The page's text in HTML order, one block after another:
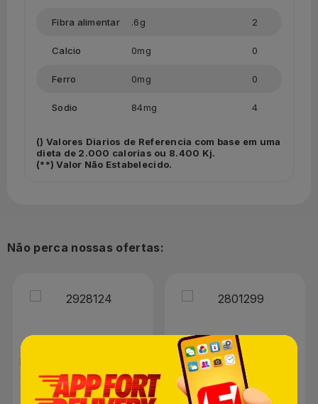
Fibra alimentar .6g 2
Calcio 0mg 0
Ferro 0mg 0
Sodio 84mg 4
() Valores Diarios de Referencia com base em uma
dieta de 2.000 calorias ou 8.400 Kj.
(**) Valor Não Estabelecido.
Não perca nossas ofertas:
Caseira com Ovos
Talharim 500g
Amaciante de Carne
Kisabor 1,01kg